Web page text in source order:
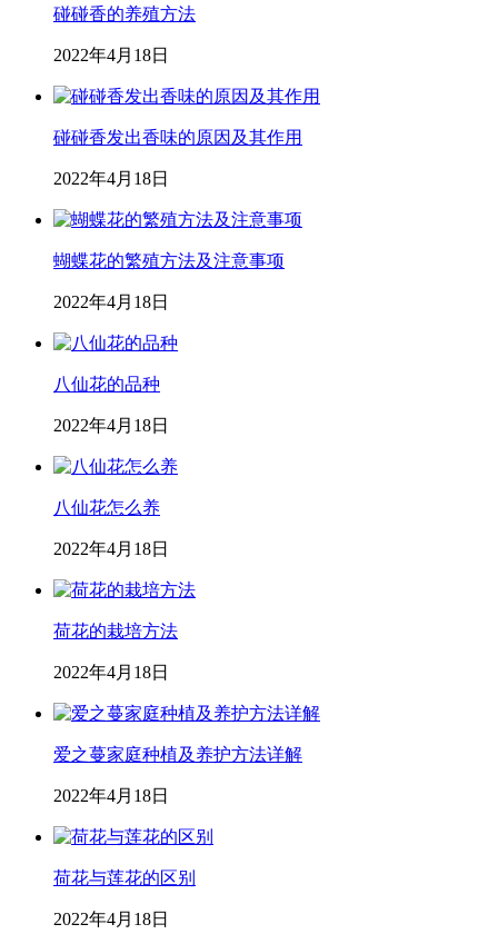
碰碰香的养殖方法
2022年4月18日
碰碰香发出香味的原因及其作用
2022年4月18日
蝴蝶花的繁殖方法及注意事项
2022年4月18日
八仙花的品种
2022年4月18日
八仙花怎么养
2022年4月18日
荷花的栽培方法
2022年4月18日
爱之蔓家庭种植及养护方法详解
2022年4月18日
荷花与莲花的区别
2022年4月18日